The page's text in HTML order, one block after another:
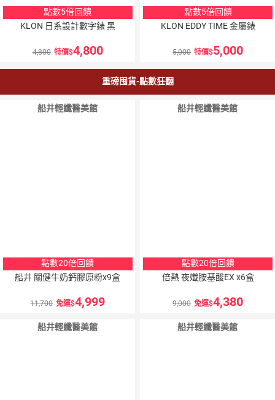
點數5倍回饋
KLON 日系設計數字錶 黑
4,800 特價 4,800
點數5倍回饋
KLON EDDY TIME 金屬錶
5,000 特價 5,000
重磅囤貨-點數狂翻
船井輕纖醫美館
點數20倍回饋
船井 關健牛奶鈣膠原粉x9盒
11,700 免運 4,999
船井輕纖醫美館
點數20倍回饋
倍熱 夜孅胺基酸EX x6盒
9,000 免運 4,380
船井輕纖醫美館 船井輕纖醫美館